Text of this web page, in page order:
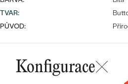
NA MÍRU
DIAMANTY
náušnice
přívěsky
prsteny
TVAR:
PŮVOD:
Konfigurace